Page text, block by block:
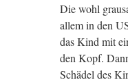
Die wohl
allem in den
das Kind mit
den Kopf.
Schädel des